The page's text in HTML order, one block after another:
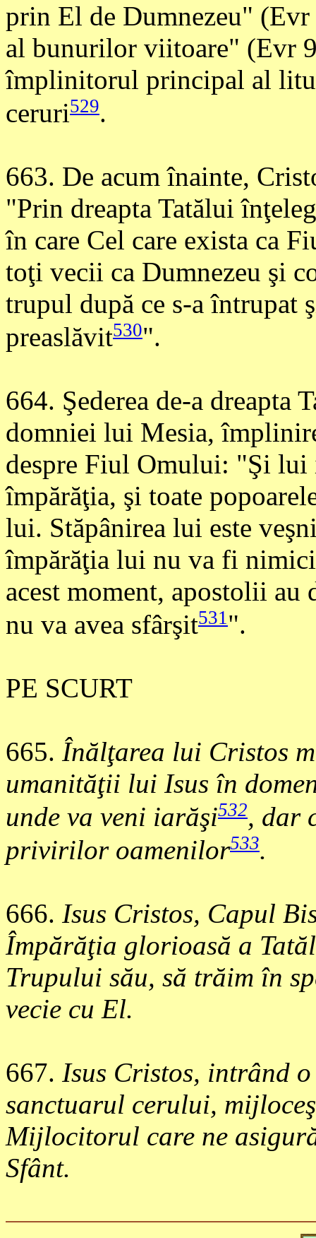
prin El de Dumnezeu"
al bunurilor viitoare" (Evr
împlinitorul principal al
ceruri529.
663. De acum înainte,
"Prin dreapta Tatălui
în care Cel care exista ca
toţi vecii ca Dumnezeu şi
trupul după ce s-a întrupat
preaslăvit530".
664. Şederea de-a dreapta
domniei lui Mesia,
despre Fiul Omului: "Şi lui
împărăţia, şi toate
lui. Stăpânirea lui este
împărăţia lui nu va fi
acest moment, apostolii
nu va avea sfârşit531".
PE SCURT
665. Înălţarea lui Cristos
umanităţii lui Isus în
unde va veni iarăşi532, dar
privirilor oamenilor533.
666. Isus Cristos, Capul
Împărăţia glorioasă a
Trupului său, să trăim în
vecie cu El.
667. Isus Cristos, intrând
sanctuarul cerului,
Mijlocitorul care ne
Sfânt.